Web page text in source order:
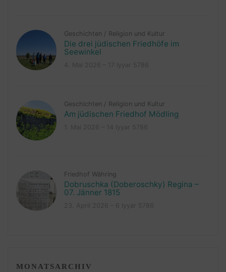
Geschichten / Religion und Kultur
Die drei jüdischen Friedhöfe im
Seewinkel
Geschichten / Religion und Kultur
Am jüdischen Friedhof Mödling
Friedhof Währing
Dobruschka (Doberoschky) Regina –
07. Jänner 1815
MONATSARCHIV